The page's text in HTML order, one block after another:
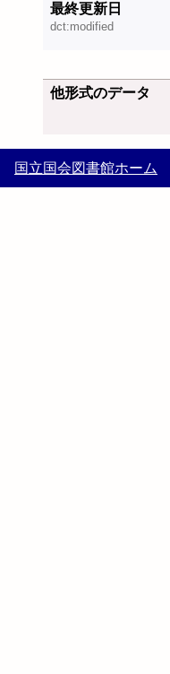
最終更新日
dct:modified
他形式のデータ
国立国会図書館ホーム